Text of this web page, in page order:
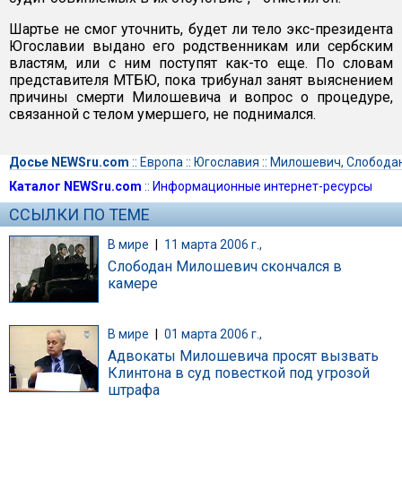
Шартье не смог уточнить, будет ли тело экс-президента
Югославии выдано его родственникам или сербским
властям, или с ним поступят как-то еще. По словам
представителя МТБЮ, пока трибунал занят выяснением
причины смерти Милошевича и вопрос о процедуре,
связанной с телом умершего, не поднимался.
Досье NEWSru.com :: Европа :: Югославия :: Милошевич,
Каталог NEWSru.com :: Информационные интернет-ресурсы
ССЫЛКИ ПО ТЕМЕ
В мире | 11 марта 2006 г.,
Слободан Милошевич скончался в
камере
В мире 01 марта 2006 г.,
Адвокаты Милошевича просят вызвать
Клинтона в суд повесткой под угрозой
штрафа